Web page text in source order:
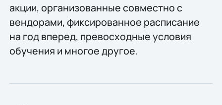
акции, организованные совместно с
вендорами, фиксированное расписание
на год вперед, превосходные условия
обучения и многое другое.